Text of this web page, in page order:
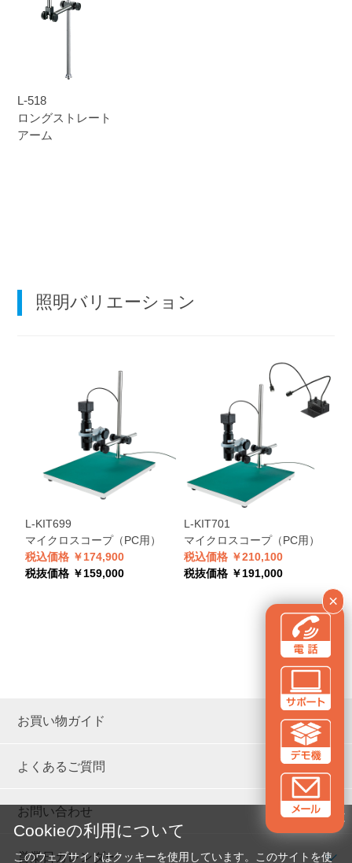
L-518
ロングストレート
アーム
×
照明バリエーション
L-KIT699
マイクロスコープ（PC用）
税込価格 ￥174,900
税抜価格 ￥159,000
L-KIT701
マイクロスコープ（PC用）
税込価格 ￥210,100
税抜価格 ￥191,000
お買い物ガイド
よくあるご質問
お問い合わせ
営業日カレンダー
✕
Cookieの利用について
このウェブサイトはクッキーを使用しています。このサイトを使